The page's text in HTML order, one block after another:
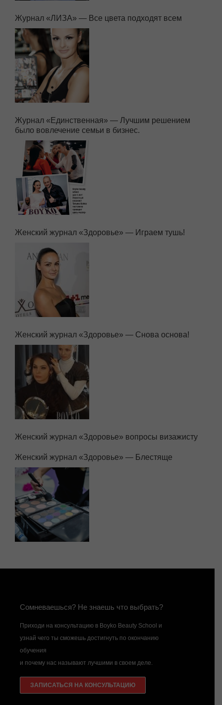
Журнал «ЛИЗА» — Все цвета подходят всем
Журнал «Единственная» — Лучшим решением
было вовлечение семьи в бизнес.
Женский журнал «Здоровье» — Играем тушь!
Женский журнал «Здоровье» — Снова основа!
Женский журнал «Здоровье» вопросы визажисту
Женский журнал «Здоровье» — Блестяще
Сомневаешься? Не знаешь что выбрать?
Приходи на консультацию в Boyko Beauty School и
узнай чего ты сможешь достигнуть по окончанию
обучения
и почему нас называют лучшими в своем деле.
ЗАПИСАТЬСЯ НА КОНСУЛЬТАЦИЮ